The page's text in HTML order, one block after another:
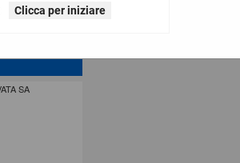
Clicca per iniziare
SA